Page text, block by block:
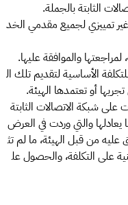
الثابتة بالجملة.
تمييزي لجميع مقدمي الخد
لمراجعتها والموافقة عليها.
الأساسية لتقديم تلك ال
أو تعتمدها الهيئة.
شبكة الاتصالات الثابتة
والتي وردت في العرض
عليه من قبل الهيئة، ما لم تث
على التكلفة، والحصول عل